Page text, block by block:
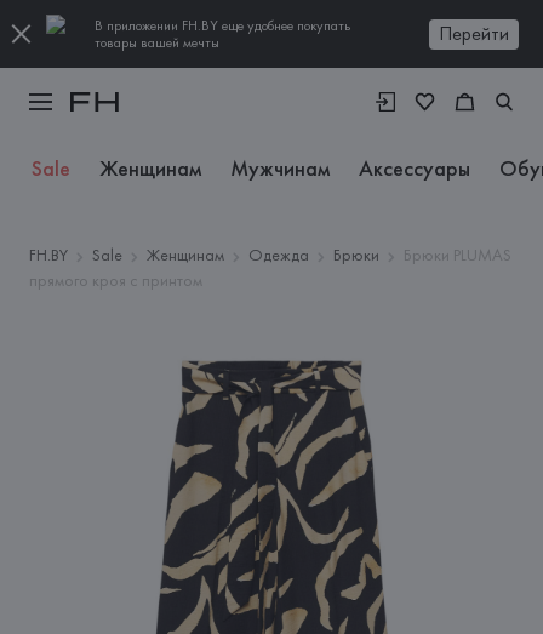
В приложении FH.BY еще удобнее покупать
товары вашей мечты
Перейти
Sale Женщинам Мужчинам Аксессуары
FH.BY Sale Женщинам Одежда Брюки
Брюки PLUMAS
прямого кроя с принтом